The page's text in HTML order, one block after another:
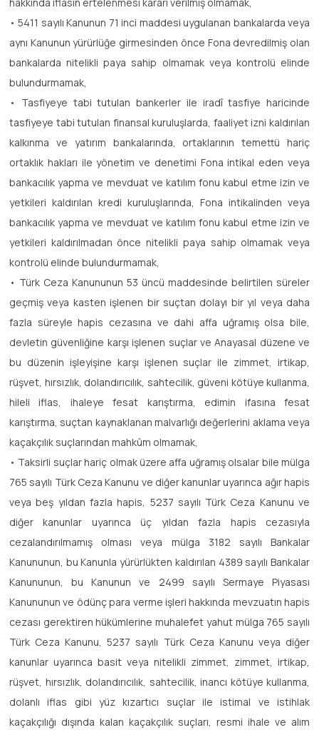
• 5411 sayılı Kanunun 71 inci maddesi uygulanan bankalarda veya
aynı Kanunun yürürlüğe girmesinden önce Fona devredilmiş olan
bankalarda nitelikli paya sahip olmamak veya kontrolü elinde
bulundurmamak,
• Tasfiyeye tabi tutulan bankerler ile iradî tasfiye haricinde
tasfiyeye tabi tutulan finansal kuruluşlarda, faaliyet izni kaldırılan
kalkınma ve yatırım bankalarında, ortaklarının temettü hariç
ortaklık hakları ile yönetim ve denetimi Fona intikal eden veya
bankacılık yapma ve mevduat ve katılım fonu kabul etme izin ve
yetkileri kaldırılan kredi kuruluşlarında, Fona intikalinden veya
bankacılık yapma ve mevduat ve katılım fonu kabul etme izin ve
yetkileri kaldırılmadan önce nitelikli paya sahip olmamak veya
kontrolü elinde bulundurmamak,
• Türk Ceza Kanununun 53 üncü maddesinde belirtilen süreler
geçmiş veya kasten işlenen bir suçtan dolayı bir yıl veya daha
fazla süreyle hapis cezasına ve dahi affa uğramış olsa bile,
devletin güvenliğine karşı işlenen suçlar ve Anayasal düzene ve
bu düzenin işleyişine karşı işlenen suçlar ile zimmet, irtikap,
rüşvet, hırsızlık, dolandırıcılık, sahtecilik, güveni kötüye kullanma,
hileli iflas, ihaleye fesat karıştırma, edimin ifasına fesat
karıştırma, suçtan kaynaklanan malvarlığı değerlerini aklama veya
kaçakçılık suçlarından mahkûm olmamak,
• Taksirli suçlar hariç olmak üzere affa uğramış olsalar bile mülga
765 sayılı Türk Ceza Kanunu ve diğer kanunlar uyarınca ağır hapis
veya beş yıldan fazla hapis, 5237 sayılı Türk Ceza Kanunu ve
diğer kanunlar uyarınca üç yıldan fazla hapis cezasıyla
cezalandırılmamış olması veya mülga 3182 sayılı Bankalar
Kanununun, bu Kanunla yürürlükten kaldırılan 4389 sayılı Bankalar
Kanununun, bu Kanunun ve 2499 sayılı Sermaye Piyasası
Kanununun ve ödünç para verme işleri hakkında mevzuatın hapis
cezası gerektiren hükümlerine muhalefet yahut mülga 765 sayılı
Türk Ceza Kanunu, 5237 sayılı Türk Ceza Kanunu veya diğer
kanunlar uyarınca basit veya nitelikli zimmet, zimmet, irtikap,
rüşvet, hırsızlık, dolandırıcılık, sahtecilik, inancı kötüye kullanma,
dolanlı iflas gibi yüz kızartıcı suçlar ile istimal ve istihlak
kaçakçılığı dışında kalan kaçakçılık suçları, resmi ihale ve alım